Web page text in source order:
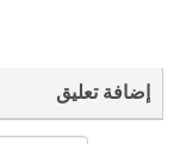
إضافة تعليق